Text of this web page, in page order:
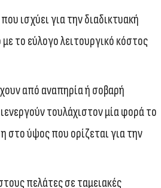
ισχύει για την διαδικτυακή
το εύλογο λειτουργικό κόστος
από αναπηρία ή σοβαρή
τουλάχιστον μία φορά το
στο ύψος που ορίζεται για την
πελάτες σε ταμειακές